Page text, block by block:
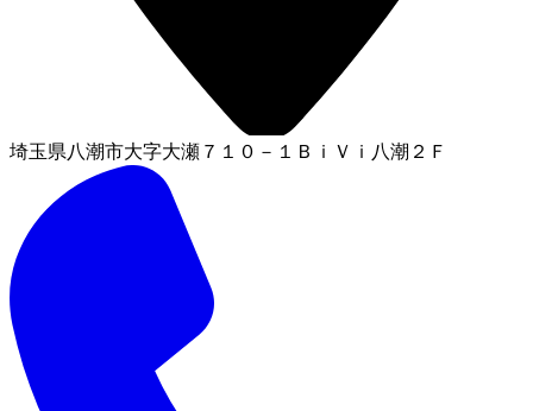
埼玉県八潮市大字大瀬７１０－１ＢｉＶｉ八潮２Ｆ